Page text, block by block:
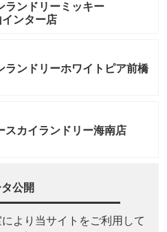
ランドリーミッキー
ンター店
ランドリーホワイトピア前橋
スカイランドリー海南店
公開
より当サイトをご利用して